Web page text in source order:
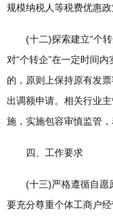
规模纳税人等税费优惠
(十二)探索建立“个转
对“个转企”在一定时间
的，原则上保持原有发
出调额申请。相关行业
施，实施包容审慎监管，
四、工作要求
(十三)严格遵循自愿原
要充分尊重个体工商户